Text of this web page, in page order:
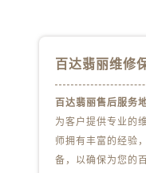
百达翡丽维修
百达翡丽售后服务
为客户提供专业的
师拥有丰富的经验
备，以确保为您的